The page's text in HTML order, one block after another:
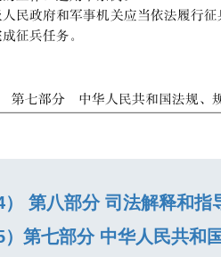
） 第八部分 司法解释和指
）第七部分 中华人民共和